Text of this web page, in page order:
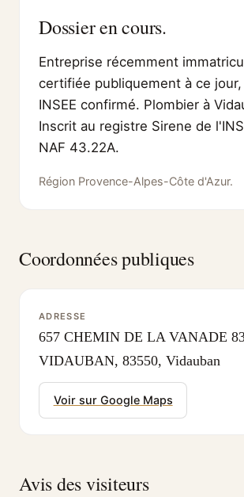
Dossier en cours.
Entreprise récemment
certifiée publiquement à ce jour,
INSEE confirmé. Plombier à
Inscrit au registre Sirene de
NAF 43.22A.
Région Provence-Alpes-Côte d'Azur.
Coordonnées publiques
ADRESSE
657 CHEMIN DE LA VANADE
VIDAUBAN, 83550, Vidauban
Voir sur Google Maps
Avis des visiteurs